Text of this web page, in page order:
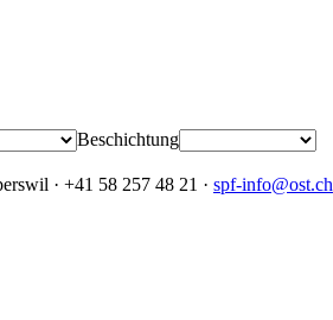
Beschichtung
· +41 58 257 48 21 · spf-info@ost.ch